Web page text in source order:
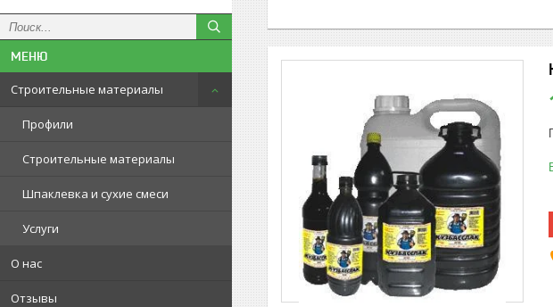
Строительные материалы
Профили
Строительные материалы
Шпаклевка и сухие смеси
Услуги
О нас
Отзывы